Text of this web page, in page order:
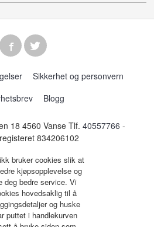
Sikkerhet og personvern
Blogg
18 4560 Vanse Tlf. 40557766 -
834206102
bruker cookies slik at
kjøpsopplevelse og
deg bedre service. Vi
hovedsaklig til å
og huske
puttet i handlekurven